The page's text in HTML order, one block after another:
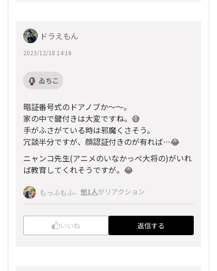
ドラえもん
2023/12/18 14:16
ゐちこ
暗証番号式のドアノブか〜〜。
家の中で鍵付きは大変ですね。😅
手がふさがている時は邪魔くさそう。
冗談半分ですが、顔認証付きのが有れば…😂
ニャンコ先生(アニメのいなかっぺ大将の)がいれ
ば教育してくれそうですが。😂
もっふもふ、 他1人がリアクション
いいね 返信する